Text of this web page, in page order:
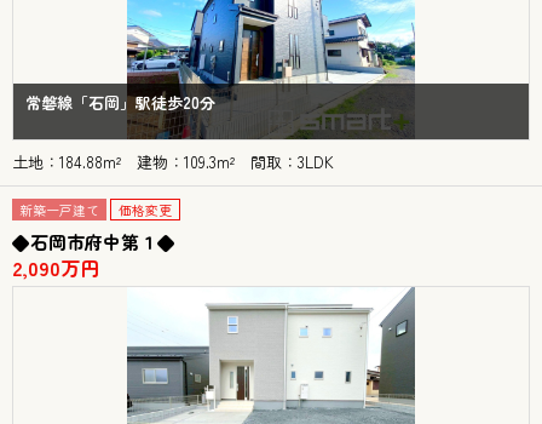
常磐線「石岡」駅徒歩20分
土地：184.88m² 建物：109.3m² 間取：3LDK
新築一戸建て 価格変更
◆石岡市府中第１◆
2,090万円